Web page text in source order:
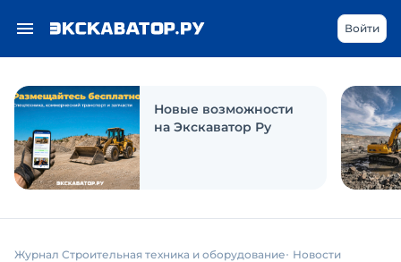
Войти
Новые возможности
на Экскаватор Ру
Журнал Строительная техника и оборудование Новости